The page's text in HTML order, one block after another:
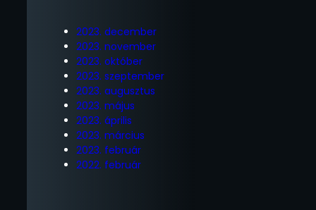
2023. december
2023. november
2023. október
2023. szeptember
2023. augusztus
2023. május
2023. április
2023. március
2023. február
2022. február